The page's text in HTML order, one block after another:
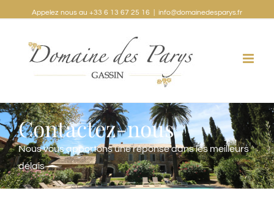
Appelez nous au +33 6 13 67 25 16 info@domainedesparys.fr
Contactez-nous
Nous vous apportons une réponse dans les meilleurs
délais